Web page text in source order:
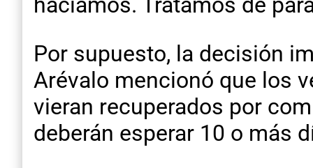
Por supuesto, la decisión
Arévalo mencionó que los
vieran recuperados por
deberán esperar 10 o más